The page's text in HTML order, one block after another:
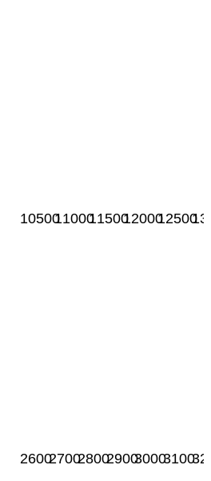
1050011000115001200012500
260027002800290030003100